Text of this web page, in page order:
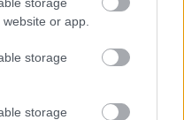
or app.
storage
storage